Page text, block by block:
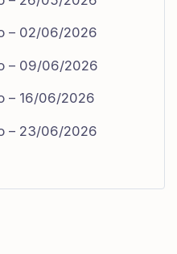
– 02/06/2026
– 09/06/2026
– 16/06/2026
– 23/06/2026